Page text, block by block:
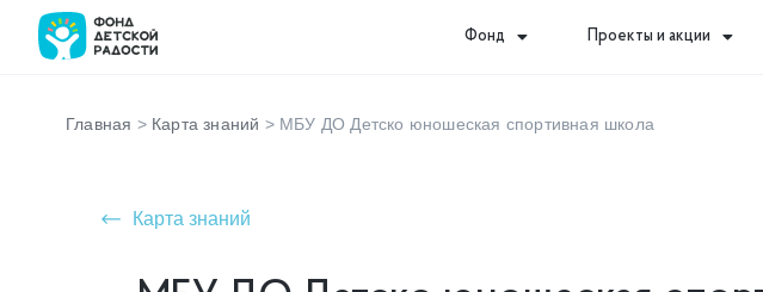
Фонд Проекты и акции
Главная > Карта знаний > МБУ ДО Детско юношеская спортивная школа
Карта знаний